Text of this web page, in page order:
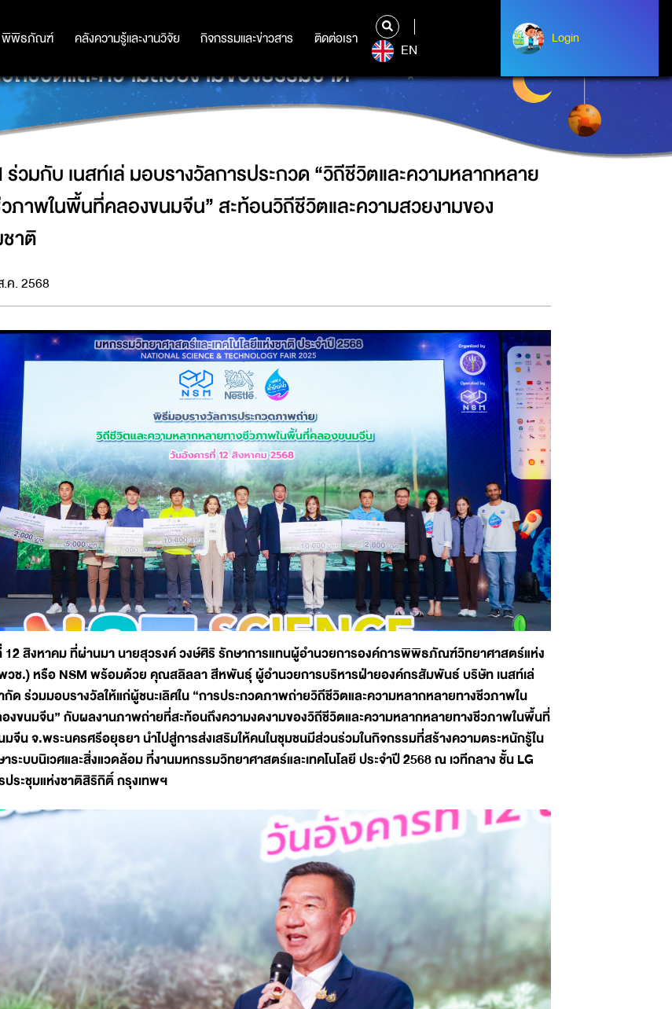
พิพิธภัณฑ์ คลังความรู้และงานวิจัย กิจกรรมและข่าวสาร ติดต่อเรา
พิพิธภัณฑ์ คลังความรู้และงานวิจัย กิจกรรมและข่าวสาร ติดต่อเรา
EN
Login
Login
ะกวด “วิถีชีวิตและความหลากหลายทางชีวภาพในพื้นที่คลองขนมจีน”
ถีชีวิตและความสวยงามของธรรมชาติ
ร่วมกับ เนสท์เล่ มอบรางวัลการประกวด “วิถีชีวิตและความหลากหลาย
ภาพในพื้นที่คลองขนมจีน” สะท้อนวิถีชีวิตและความสวยงามของ
าติ
.ค. 2568
12 สิงหาคม ที่ผ่านมา นายสุวรงค์ วงษ์ศิริ รักษาการแทนผู้อำนวยการองค์การพิพิธภัณฑ์วิทยาศาสตร์แห่ง
วช.) หรือ NSM พร้อมด้วย คุณสลิลลา สีหพันธุ์ ผู้อำนวยการบริหารฝ่ายองค์กรสัมพันธ์ บริษัท เนสท์เล่
กัด ร่วมมอบรางวัลให้แก่ผู้ชนะเลิศใน “การประกวดภาพถ่ายวิถีชีวิตและความหลากหลายทางชีวภาพใน
งขนมจีน” กับผลงานภาพถ่ายที่สะท้อนถึงความงดงามของวิถีชีวิตและความหลากหลายทางชีวภาพในพื้นที่
จีน จ.พระนครศรีอยุธยา นำไปสู่การส่งเสริมให้คนในชุมชนมีส่วนร่วมในกิจกรรมที่สร้างความตระหนักรู้ใน
ระบบนิเวศและสิ่งแวดล้อม ที่งานมหกรรมวิทยาศาสตร์และเทคโนโลยี ประจำปี 2568 ณ เวทีกลาง ชั้น LG
ระชุมแห่งชาติสิริกิติ์ กรุงเทพฯ